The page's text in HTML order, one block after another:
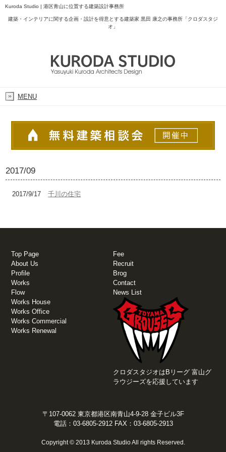
Kuroda Studio | 港区青山に位置する建築設計事務所
建築・インテリアに関する企画・設計を得意とする建築家 黒田 康之の事務所「クロダスタジ
オ」
MENU
2017/09
2017/9/17 千川の住宅
Top Page
About Us
Profile
Works
Flow
Fee
Recruit
Brog
Contact
News List
Works House
Works Office
Works Commercial
Works Renewal
クロダスタジオはBリーグ 富山グ
ラウジーズを応援しています
〒107-0062 東京都港区南青山4-9-28 金子ビル3F
電話：03-6805-2912 FAX：03-6805-2913
Copyright © 2013 Kuroda Studio All rights Reserved.